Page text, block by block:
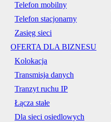
Telefon mobilny
Telefon stacjonarny
Zasięg sieci
OFERTA DLA BIZNESU
Kolokacja
Transmisja danych
Tranzyt ruchu IP
Łącza stałe
Dla sieci osiedlowych